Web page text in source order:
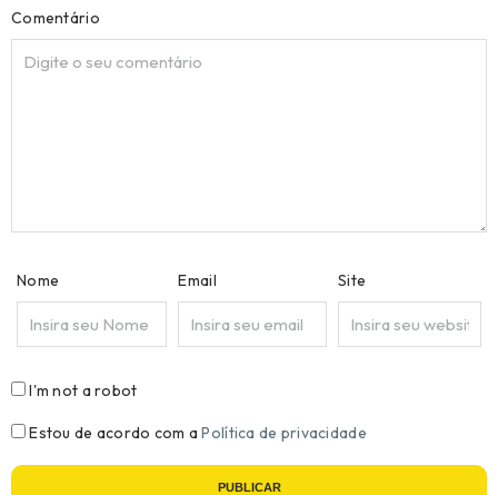
Comentário
Nome Email Site
I'm not a robot
Estou de acordo com aPolítica de privacidade
PUBLICAR